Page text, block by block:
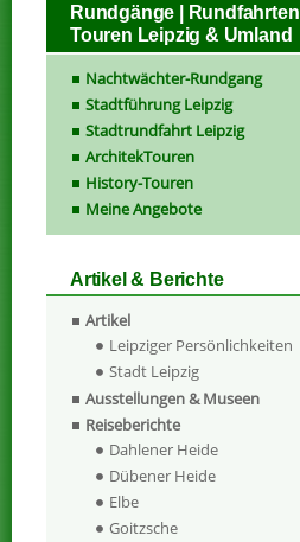
Rundgänge | Rundfahrten |
Touren Leipzig & Umland
Nachtwächter-Rundgang
Stadtführung Leipzig
Stadtrundfahrt Leipzig
ArchitekTouren
History-Touren
Meine Angebote
Artikel & Berichte
Artikel
Leipziger Persönlichkeiten
Stadt Leipzig
Ausstellungen & Museen
Reiseberichte
Dahlener Heide
Dübener Heide
Elbe
Goitzsche